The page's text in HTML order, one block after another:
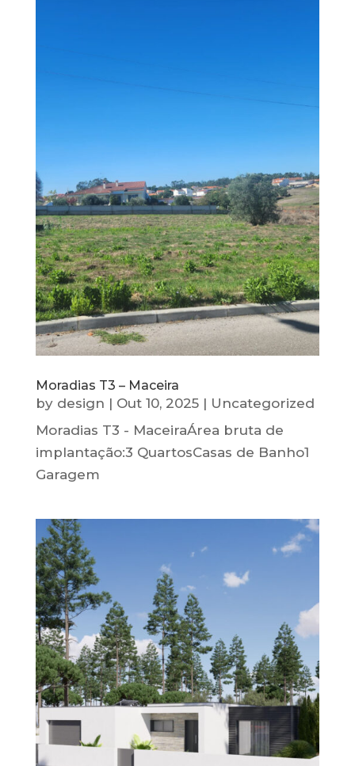
Moradias T3 – Maceira
by design | Out 10, 2025| Uncategorized
Moradias T3 - MaceiraÁrea bruta de
implantação:3 QuartosCasas de Banho1
Garagem